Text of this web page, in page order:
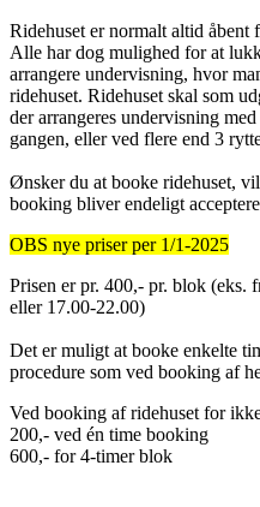
Ridehuset er normalt altid åbent
Alle har dog mulighed for at
arrangere undervisning, hvor
ridehuset. Ridehuset skal som
der arrangeres undervisning
gangen, eller ved flere end 3
Ønsker du at booke ridehuset,
booking bliver endeligt
OBS nye priser per 1/1-2025
Prisen er pr. 400,- pr. blok (eks.
eller 17.00-22.00)
Det er muligt at booke enkelte
procedure som ved booking af
Ved booking af ridehuset for
200,- ved én time booking
600,- for 4-timer blok